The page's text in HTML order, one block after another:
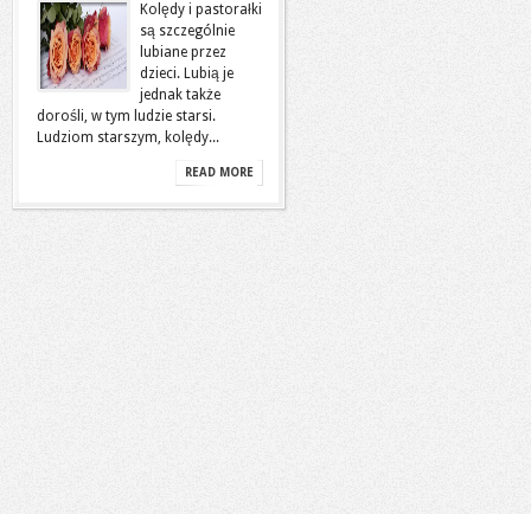
Kolędy i pastorałki
są szczególnie
lubiane przez
dzieci. Lubią je
jednak także
dorośli, w tym ludzie starsi.
Ludziom starszym, kolędy...
READ MORE